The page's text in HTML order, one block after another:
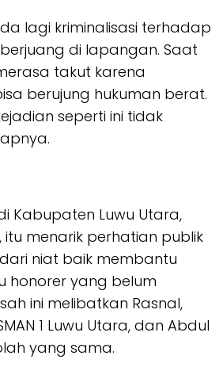
lagi kriminalisasi terhadap
di lapangan. Saat
takut karena
berujung hukuman berat.
seperti ini tidak
Kabupaten Luwu Utara,
itu menarik perhatian publik
niat baik membantu
honorer yang belum
ini melibatkan Rasnal,
1 Luwu Utara, dan Abdul
yang sama.